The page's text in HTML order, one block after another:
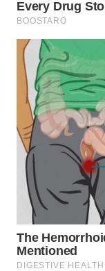
WN
TAPANULI
UTARA
WN
SAMOSIR
PADANG
LAWAS
WN
SUMEDANG